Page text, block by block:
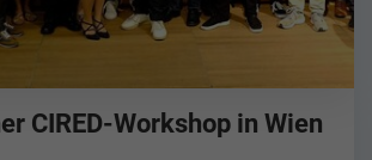
CIRED-Workshop in Wien